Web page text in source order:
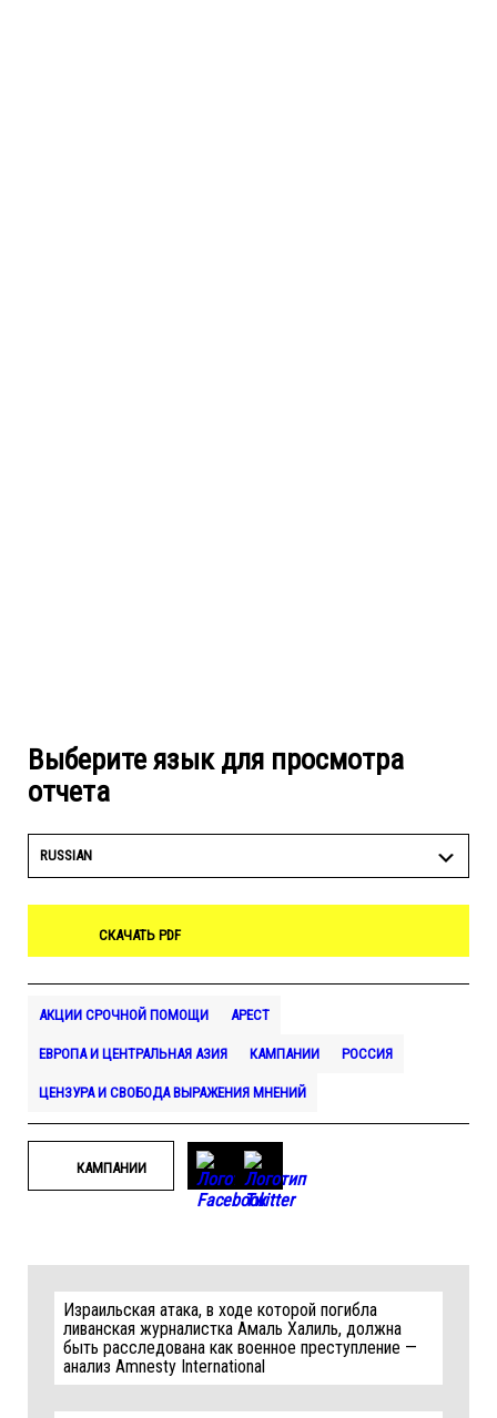
Выберите язык для просмотра
отчета
RUSSIAN
СКАЧАТЬ PDF
АКЦИИ СРОЧНОЙ ПОМОЩИ АРЕСТ
ЕВРОПА И ЦЕНТРАЛЬНАЯ АЗИЯ КАМПАНИИ РОССИЯ
ЦЕНЗУРА И СВОБОДА ВЫРАЖЕНИЯ МНЕНИЙ
КАМПАНИИ
Израильская атака, в ходе которой погибла
ливанская журналистка Амаль Халиль, должна
быть расследована как военное преступление —
анализ Amnesty International